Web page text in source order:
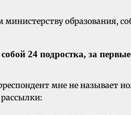
образования,
24 подростка, за
мне не называет